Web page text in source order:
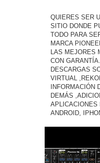
QUIERES SER
SITIO DONDE
TODO PARA
MARCA
LAS MEJORES
CON
DESCARGAS
VIRTUAL
INFORMACIÓN
DEMÁS
APLICACIONES
ANDROID,